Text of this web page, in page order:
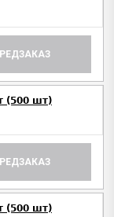
(500 шт)
(500 шт)